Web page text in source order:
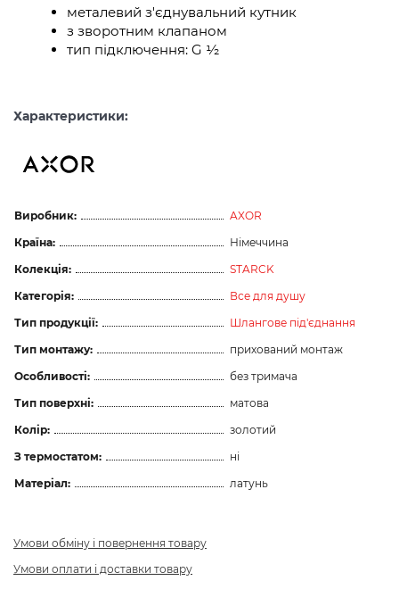
металевий з'єднувальний кутник
з зворотним клапаном
тип підключення: G ½
Характеристики:
Виробник:
AXOR
Країна:
Німеччина
Колекція:
STARCK
Категорія:
Все для душу
Тип продукції:
Шлангове під'єднання
Тип монтажу:
прихований монтаж
Особливості:
без тримача
Тип поверхні:
матова
Колір:
золотий
З термостатом:
ні
Матеріал:
латунь
Умови обміну і повернення товару
Умови оплати і доставки товару